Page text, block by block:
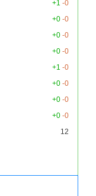
+1 -0
+0 -0
+0 -0
+0 -0
+1 -0
+0 -0
+0 -0
+0 -0
12